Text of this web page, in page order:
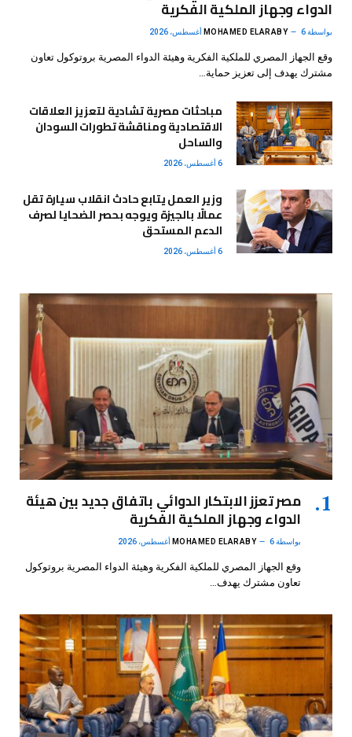
الدواء وجهاز الملكية الفكرية
بواسطة MOHAMED ELARABY 6 أغسطس، 2026
وقع الجهاز المصري للملكية الفكرية وهيئة الدواء المصرية بروتوكول تعاون
مشترك يهدف إلى تعزيز حماية…
مباحثات مصرية تشادية لتعزيز العلاقات
الاقتصادية ومناقشة تطورات السودان
والساحل
6 أغسطس، 2026
وزير العمل يتابع حادث انقلاب سيارة تقل
عمالًا بالجيزة ويوجه بحصر الضحايا لصرف
الدعم المستحق
6 أغسطس، 2026
مصر تعزز الابتكار الدوائي باتفاق جديد بين هيئة
الدواء وجهاز الملكية الفكرية
بواسطة MOHAMED ELARABY 6 أغسطس، 2026
وقع الجهاز المصري للملكية الفكرية وهيئة الدواء المصرية بروتوكول
تعاون مشترك يهدف…